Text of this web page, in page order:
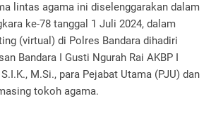
lintas agama ini diselenggarakan dalam
ke-78 tanggal 1 Juli 2024, dalam
(virtual) di Polres Bandara dihadiri
Bandara I Gusti Ngurah Rai AKBP I
M.Si., para Pejabat Utama (PJU) dan
tokoh agama.